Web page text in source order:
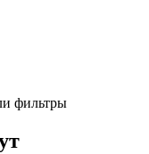
фильтры